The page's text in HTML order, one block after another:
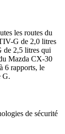
les routes du
G de 2,0 litres
2,5 litres qui
Mazda CX-30
6 rapports, le
G.
de sécurité